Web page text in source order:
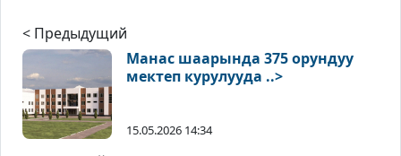
< Предыдущий
Манас шаарында 375 орундуу
мектеп курулууда ..>
15.05.2026 14:34